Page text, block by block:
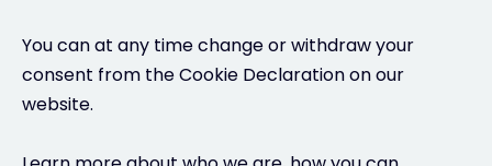
You can at any time change or withdraw your
consent from the Cookie Declaration on our
website.